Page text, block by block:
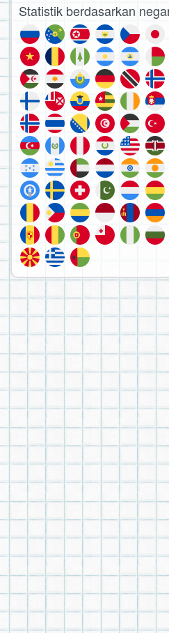
Statistik berdasarkan